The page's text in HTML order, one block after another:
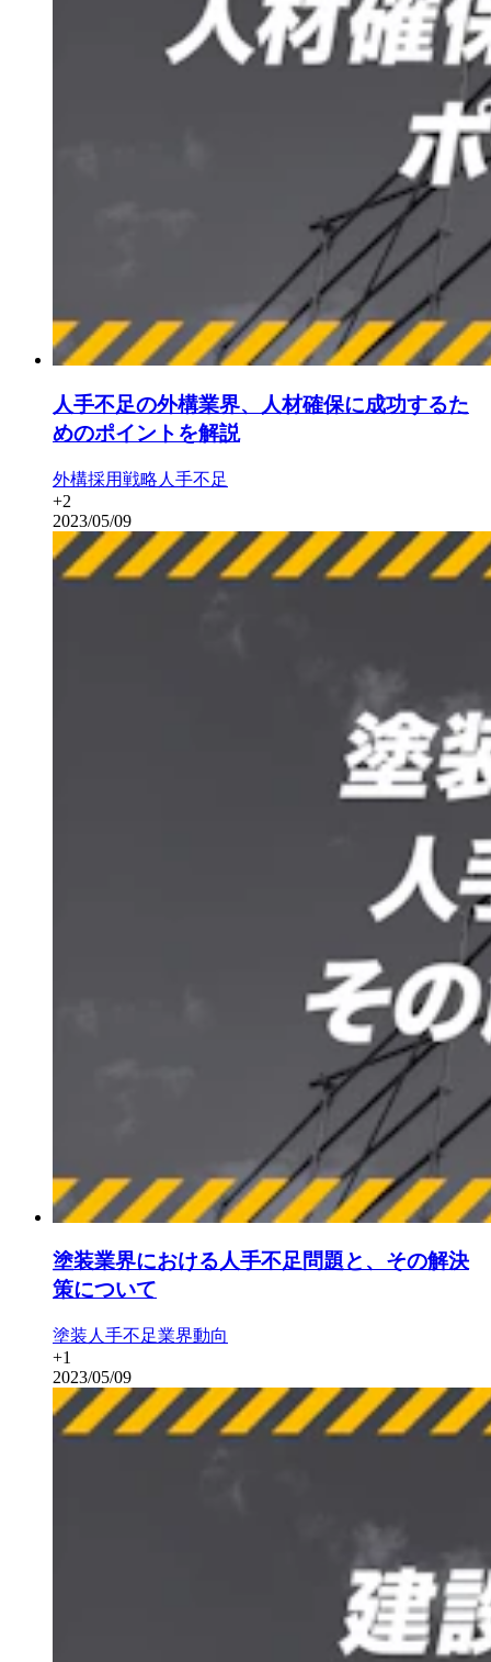
人手不足の外構業界、人材確保に成功するた
めのポイントを解説
外構採用戦略 人手不足
+2
2023/05/09
塗装業界における人手不足問題と、その解決
策について
塗装 人手不足業界動向
+1
2023/05/09